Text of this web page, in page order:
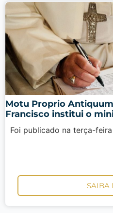
Motu Proprio
Francisco institui o
Foi publicado na terça-
SAIBA